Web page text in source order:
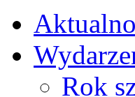
Rok